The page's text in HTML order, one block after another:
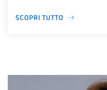
SCOPRI TUTTO